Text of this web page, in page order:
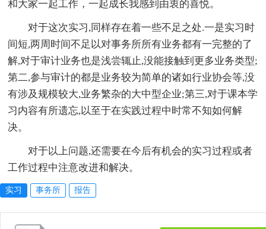
和大家一起工作，一起成长我感到由衷的喜悦。
对于这次实习,同样存在着一些不足之处.一是实习时
间短,两周时间不足以对事务所所有业务都有一完整的了
解,对于审计业务也是浅尝辄止,没能接触到更多业务类型;
第二,参与审计的都是业务较为简单的诸如行业协会等,没
有涉及规模较大,业务繁杂的大中型企业;第三,对于课本学
习内容有所遗忘,以至于在实践过程中时常不知如何解
决。
对于以上问题,还需要在今后有机会的实习过程或者
工作过程中注意改进和解决。
实习 事务所 报告